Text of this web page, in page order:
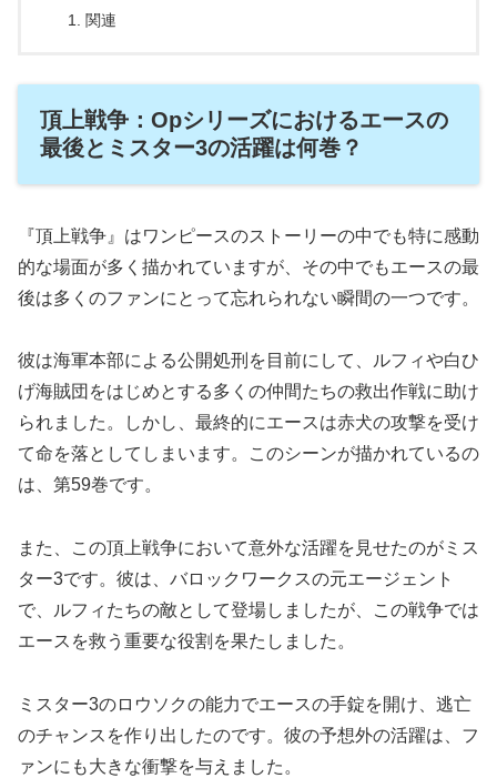
関連
頂上戦争：Opシリーズにおけるエースの
最後とミスター3の活躍は何巻？
『頂上戦争』はワンピースのストーリーの中でも特に感動
的な場面が多く描かれていますが、その中でもエースの最
後は多くのファンにとって忘れられない瞬間の一つです。
彼は海軍本部による公開処刑を目前にして、ルフィや白ひ
げ海賊団をはじめとする多くの仲間たちの救出作戦に助け
られました。しかし、最終的にエースは赤犬の攻撃を受け
て命を落としてしまいます。このシーンが描かれているの
は、第59巻です。
また、この頂上戦争において意外な活躍を見せたのがミス
ター3です。彼は、バロックワークスの元エージェント
で、ルフィたちの敵として登場しましたが、この戦争では
エースを救う重要な役割を果たしました。
ミスター3のロウソクの能力でエースの手錠を開け、逃亡
のチャンスを作り出したのです。彼の予想外の活躍は、フ
ァンにも大きな衝撃を与えました。